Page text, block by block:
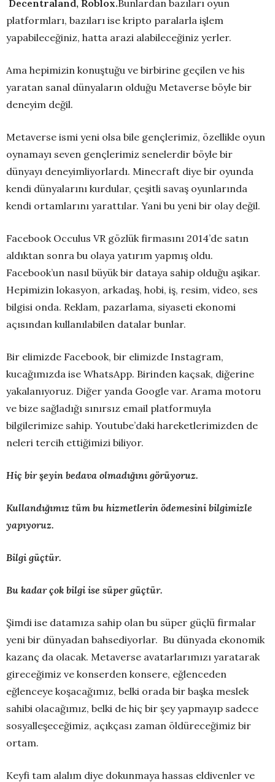
Decentraland, Roblox.Bunlardan bazıları oyun
platformları, bazıları ise kripto paralarla işlem
yapabileceğiniz, hatta arazi alabileceğiniz yerler.
Ama hepimizin konuştuğu ve birbirine geçilen ve his
yaratan sanal dünyaların olduğu Metaverse böyle bir
deneyim değil.
Metaverse ismi yeni olsa bile gençlerimiz, özellikle oyun
oynamayı seven gençlerimiz senelerdir böyle bir
dünyayı deneyimliyorlardı. Minecraft diye bir oyunda
kendi dünyalarını kurdular, çeşitli savaş oyunlarında
kendi ortamlarını yarattılar. Yani bu yeni bir olay değil.
Facebook Occulus VR gözlük firmasını 2014’de satın
aldıktan sonra bu olaya yatırım yapmış oldu.
Facebook’un nasıl büyük bir dataya sahip olduğu aşikar.
Hepimizin lokasyon, arkadaş, hobi, iş, resim, video, ses
bilgisi onda. Reklam, pazarlama, siyaseti ekonomi
açısından kullanılabilen datalar bunlar.
Bir elimizde Facebook, bir elimizde Instagram,
kucağımızda ise WhatsApp. Birinden kaçsak, diğerine
yakalanıyoruz. Diğer yanda Google var. Arama motoru
ve bize sağladığı sınırsız email platformuyla
bilgilerimize sahip. Youtube’daki hareketlerimizden de
neleri tercih ettiğimizi biliyor.
Hiç bir şeyin bedava olmadığını görüyoruz.
Kullandığımız tüm bu hizmetlerin ödemesini bilgimizle
yapıyoruz.
Bilgi güçtür.
Bu kadar çok bilgi ise süper güçtür.
Şimdi ise datamıza sahip olan bu süper güçlü firmalar
yeni bir dünyadan bahsediyorlar. Bu dünyada ekonomik
kazanç da olacak. Metaverse avatarlarımızı yaratarak
gireceğimiz ve konserden konsere, eğlenceden
eğlenceye koşacağımız, belki orada bir başka meslek
sahibi olacağımız, belki de hiç bir şey yapmayıp sadece
sosyalleşeceğimiz, açıkçası zaman öldüreceğimiz bir
ortam.
Keyfi tam alalım diye dokunmaya hassas eldivenler ve